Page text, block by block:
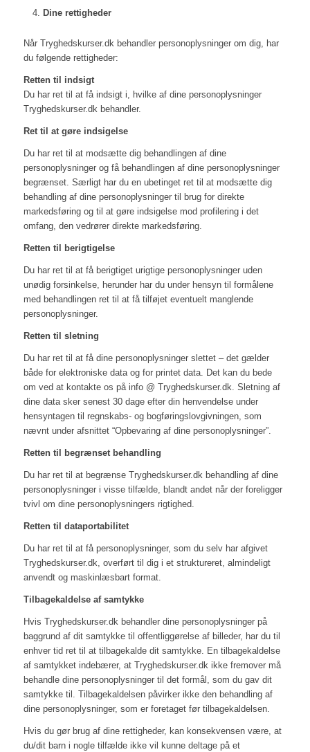
Dine rettigheder
Når Tryghedskurser.dk behandler personoplysninger om dig, har
du følgende rettigheder:
Retten til indsigt
Du har ret til at få indsigt i, hvilke af dine personoplysninger
Tryghedskurser.dk behandler.
Ret til at gøre indsigelse
Du har ret til at modsætte dig behandlingen af dine
personoplysninger og få behandlingen af dine personoplysninger
begrænset. Særligt har du en ubetinget ret til at modsætte dig
behandling af dine personoplysninger til brug for direkte
markedsføring og til at gøre indsigelse mod profilering i det
omfang, den vedrører direkte markedsføring.
Retten til berigtigelse
Du har ret til at få berigtiget urigtige personoplysninger uden
unødig forsinkelse, herunder har du under hensyn til formålene
med behandlingen ret til at få tilføjet eventuelt manglende
personoplysninger.
Retten til sletning
Du har ret til at få dine personoplysninger slettet – det gælder
både for elektroniske data og for printet data. Det kan du bede
om ved at kontakte os på info @ Tryghedskurser.dk. Sletning af
dine data sker senest 30 dage efter din henvendelse under
hensyntagen til regnskabs- og bogføringslovgivningen, som
nævnt under afsnittet “Opbevaring af dine personoplysninger”.
Retten til begrænset behandling
Du har ret til at begrænse Tryghedskurser.dk behandling af dine
personoplysninger i visse tilfælde, blandt andet når der foreligger
tvivl om dine personoplysningers rigtighed.
Retten til dataportabilitet
Du har ret til at få personoplysninger, som du selv har afgivet
Tryghedskurser.dk, overført til dig i et struktureret, almindeligt
anvendt og maskinlæsbart format.
Tilbagekaldelse af samtykke
Hvis Tryghedskurser.dk behandler dine personoplysninger på
baggrund af dit samtykke til offentliggørelse af billeder, har du til
enhver tid ret til at tilbagekalde dit samtykke. En tilbagekaldelse
af samtykket indebærer, at Tryghedskurser.dk ikke fremover må
behandle dine personoplysninger til det formål, som du gav dit
samtykke til. Tilbagekaldelsen påvirker ikke den behandling af
dine personoplysninger, som er foretaget før tilbagekaldelsen.
Hvis du gør brug af dine rettigheder, kan konsekvensen være, at
du/dit barn i nogle tilfælde ikke vil kunne deltage på et